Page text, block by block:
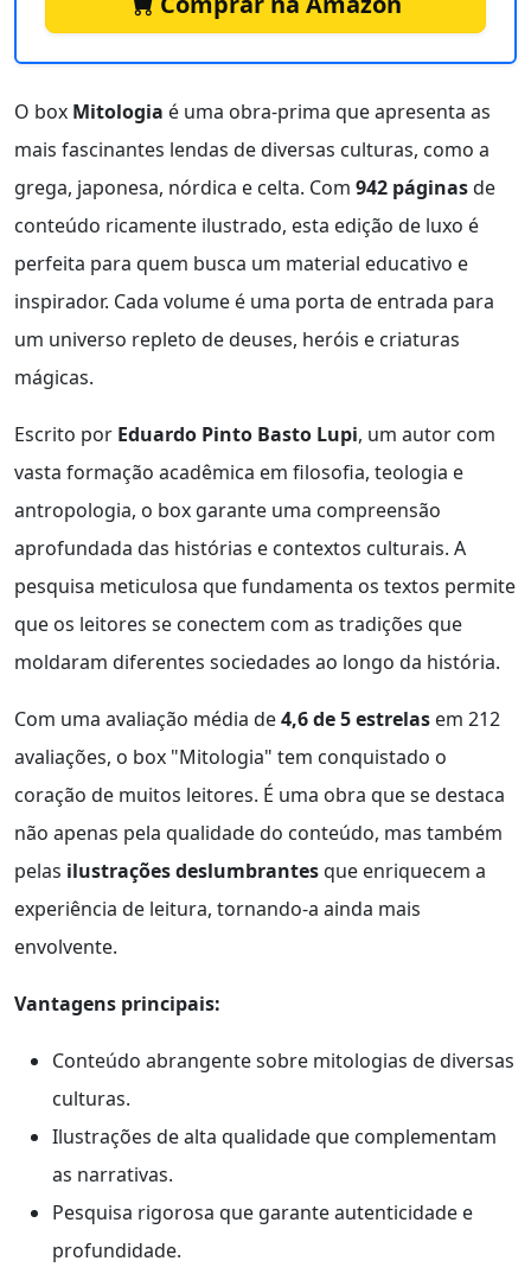
O box Mitologia é uma obra-prima que apresenta as
mais fascinantes lendas de diversas culturas, como a
grega, japonesa, nórdica e celta. Com 942 páginasde
conteúdo ricamente ilustrado, esta edição de luxo é
perfeita para quem busca um material educativo e
inspirador. Cada volume é uma porta de entrada para
um universo repleto de deuses, heróis e criaturas
mágicas.
Escrito por Eduardo Pinto Basto Lupi, um autor com
vasta formação acadêmica em filosofia, teologia e
antropologia, o box garante uma compreensão
aprofundada das histórias e contextos culturais. A
pesquisa meticulosa que fundamenta os textos permite
que os leitores se conectem com as tradições que
moldaram diferentes sociedades ao longo da história.
Com uma avaliação média de4,6 de 5 estrelas em 212
avaliações, o box "Mitologia" tem conquistado o
coração de muitos leitores. É uma obra que se destaca
não apenas pela qualidade do conteúdo, mas também
pelas ilustrações deslumbrantesque enriquecem a
experiência de leitura, tornando-a ainda mais
envolvente.
Vantagens principais:
Conteúdo abrangente sobre mitologias de diversas
culturas.
Ilustrações de alta qualidade que complementam
as narrativas.
Pesquisa rigorosa que garante autenticidade e
profundidade.